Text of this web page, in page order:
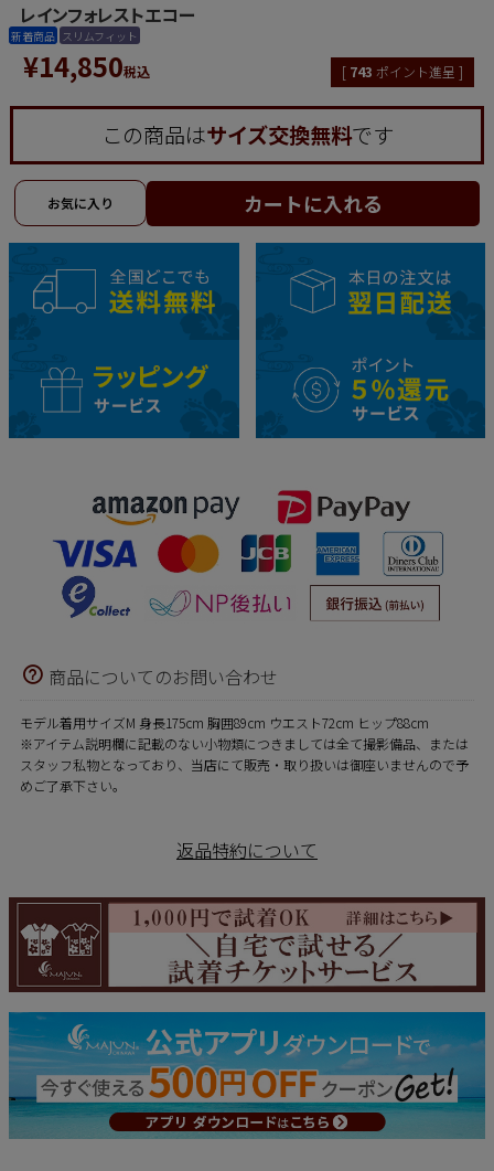
レインフォレストエコー
新着商品 スリムフィット
¥14,850税込 [ 743 ポイント進呈 ]
この商品はサイズ交換無料です
カートに入れる
商品についてのお問い合わせ
モデル着用サイズM 身長175cm 胸囲89cm ウエスト72cm ヒップ88cm
※アイテム説明欄に記載のない小物類につきましては全て撮影備品、または
スタッフ私物となっており、当店にて販売・取り扱いは御座いませんので予
めご了承下さい。
返品特約について